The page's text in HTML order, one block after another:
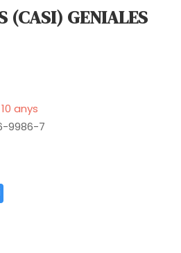
(CASI) GENIALES
anys
9986-7